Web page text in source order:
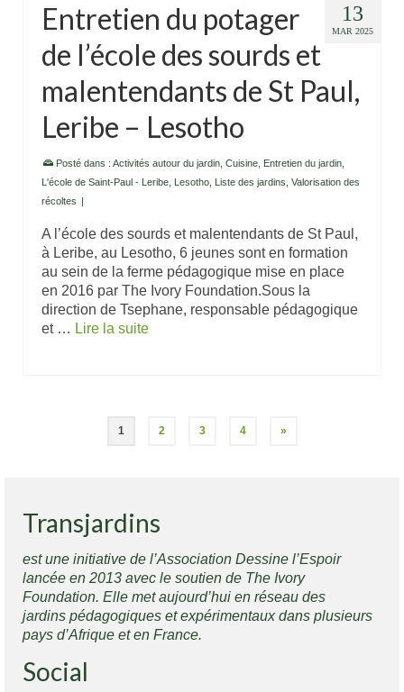
13
MAR 2025
Entretien du potager
de l’école des sourds et
malentendants de St Paul,
Leribe – Lesotho
Posté dans : Activités autour du jardin Cuisine Entretien du jardin
L'école de Saint-Paul - Leribe
Lesotho Liste des jardins Valorisation des
récoltes
A l’école des sourds et malentendants de St Paul,
à Leribe, au Lesotho, 6 jeunes sont en formation
au sein de la ferme pédagogique mise en place
en 2016 par The Ivory Foundation.Sous la
direction de Tsephane, responsable pédagogique
et … Lire la suite
1 2 3 4 »
Transjardins
est une initiative de l’Association Dessine l’Espoir
lancée en 2013 avec le soutien de The Ivory
Foundation. Elle met aujourd’hui en réseau des
jardins pédagogiques et expérimentaux dans plusieurs
pays d’Afrique et en France.
Social